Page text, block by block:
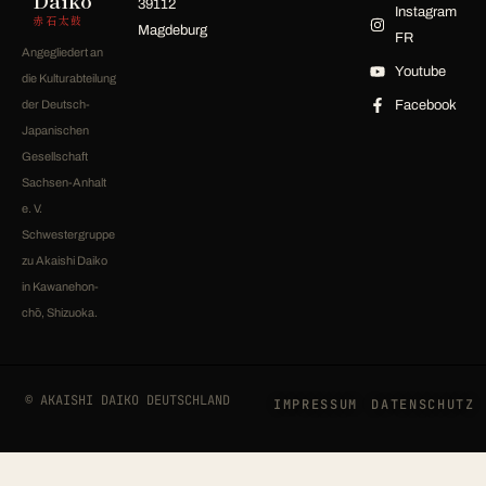
赤石太鼓
Angegliedert an
die Kulturabteilung
der Deutsch-
Japanischen
Gesellschaft
Sachsen-Anhalt
e. V.
Schwestergruppe
zu Akaishi Daiko
in Kawanehon-
chō, Shizuoka.
39112
Magdeburg
Instagram
FR
Youtube
Facebook
© AKAISHI DAIKO DEUTSCHLAND DATENSCHUTZ
IMPRESSUM